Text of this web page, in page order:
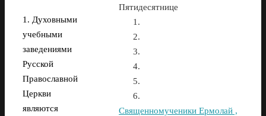
1. Духовными
учебными
заведениями
Русской
Православной
Церкви
являются
Пятидесятнице
Священномученики Ермолай ,